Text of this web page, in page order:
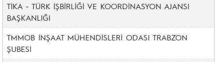
TİKA - TÜRK İŞBİRLİĞİ VE KOORDİNASYON AJANSI
BAŞKANLIĞI
TMMOB İNŞAAT MÜHENDİSLERİ ODASI TRABZON
ŞUBESİ